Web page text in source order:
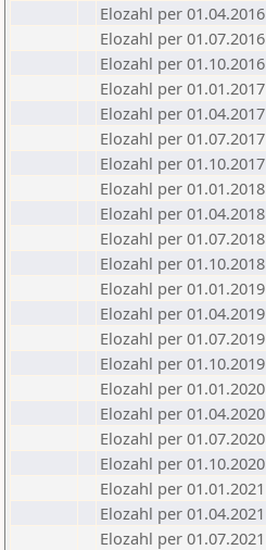
Elozahl per 01.04.2016
Elozahl per 01.07.2016
Elozahl per 01.10.2016
Elozahl per 01.01.2017
Elozahl per 01.04.2017
Elozahl per 01.07.2017
Elozahl per 01.10.2017
Elozahl per 01.01.2018
Elozahl per 01.04.2018
Elozahl per 01.07.2018
Elozahl per 01.10.2018
Elozahl per 01.01.2019
Elozahl per 01.04.2019
Elozahl per 01.07.2019
Elozahl per 01.10.2019
Elozahl per 01.01.2020
Elozahl per 01.04.2020
Elozahl per 01.07.2020
Elozahl per 01.10.2020
Elozahl per 01.01.2021
Elozahl per 01.04.2021
Elozahl per 01.07.2021